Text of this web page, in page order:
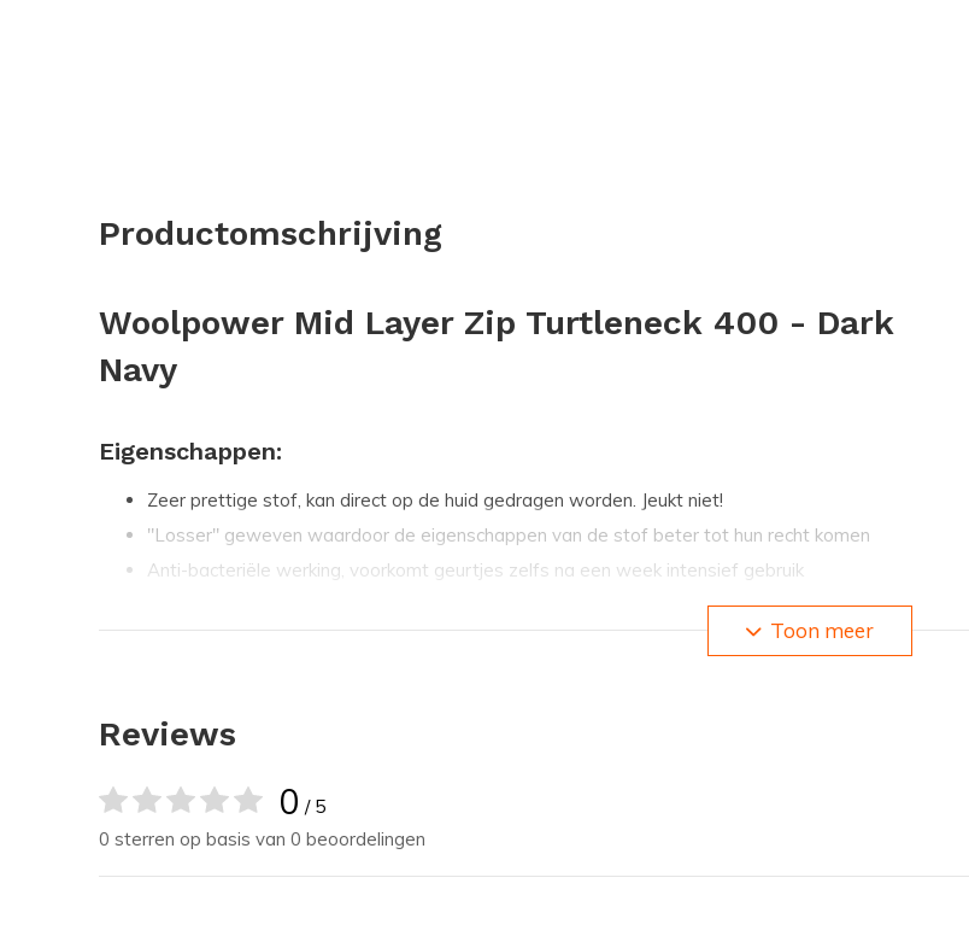
Productomschrijving
Woolpower Mid Layer Zip Turtleneck 400 - Dark
Navy
Eigenschappen:
Zeer prettige stof, kan direct op de huid gedragen worden. Jeukt niet!
"Losser" geweven waardoor de eigenschappen van de stof beter tot hun recht komen
Anti-bacteriële werking, voorkomt geurtjes zelfs na een week intensief gebruik
Stof voelt pas klam aan wanneer het 30% van eigen gewicht aan water opgezogen heeft
Specificaties:
Materiaal: Merino wol 70%, Polyamide 28%, Elastaan 2%
Toon meer
Reviews
0 / 5
0 sterren op basis van 0 beoordelingen